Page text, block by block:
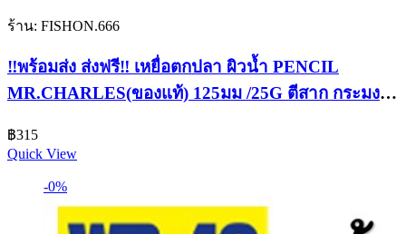
ร้าน: FISHON.666
‼️พร้อมส่ง ส่งฟรี‼️ เหยื่อตกปลา ผิวน้ำ PENCIL
MR.CHARLES(ของแท้) 125มม /25G ตีสาก กระมง
฿315
Quick View
-0%